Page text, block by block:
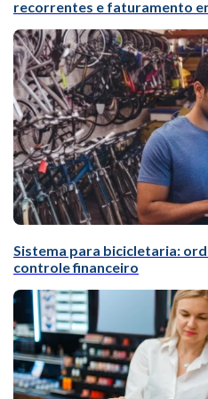
recorrentes e faturamento
Sistema para bicicletaria:
controle financeiro